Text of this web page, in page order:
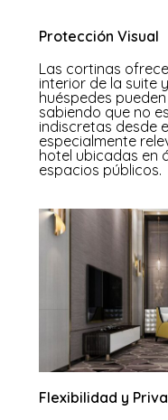
Protección Visual
Las cortinas
interior de la suite
huéspedes
sabiendo que no
indiscretas desde
especialmente
hotel ubicadas en
espacios públicos.
Flexibilidad y